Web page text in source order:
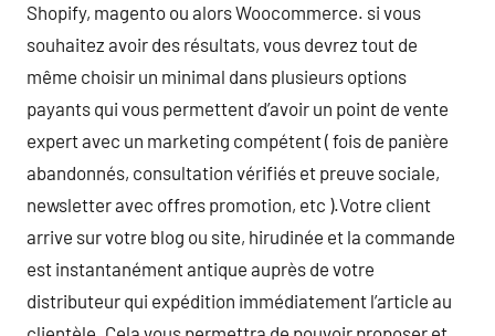
Shopify, magento ou alors Woocommerce. si vous
souhaitez avoir des résultats, vous devrez tout de
même choisir un minimal dans plusieurs options
payants qui vous permettent d’avoir un point de vente
expert avec un marketing compétent ( fois de panière
abandonnés, consultation vérifiés et preuve sociale,
newsletter avec offres promotion, etc ).Votre client
arrive sur votre blog ou site, hirudinée et la commande
est instantanément antique auprès de votre
distributeur qui expédition immédiatement l’article au